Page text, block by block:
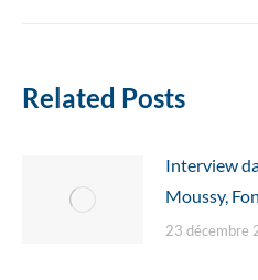
Related Posts
Interview
Moussy,
23 décembre